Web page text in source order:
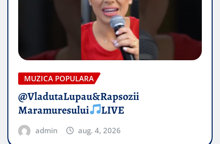
MUZICA POPULARA
@VladutaLupau&Rapsozii
Maramuresului
LIVE
admin aug. 4, 2026